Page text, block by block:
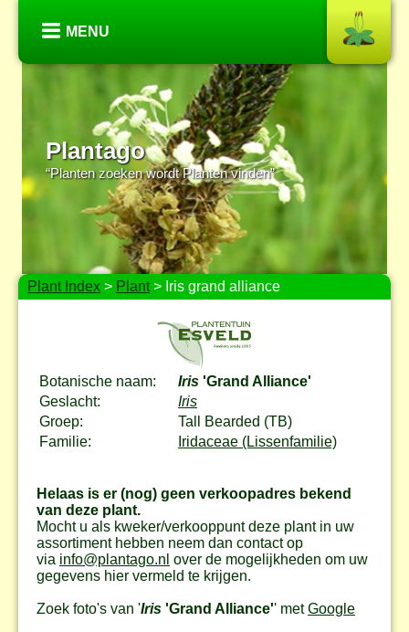
MENU
Plantago
“Planten zoeken wordt Planten vinden”
Plant Index > Plant> Iris grand alliance
Botanische naam: Iris 'Grand Alliance'
Geslacht:
Iris
Groep:
Tall Bearded (TB)
Familie:
Iridaceae (Lissenfamilie)
Helaas is er (nog) geen verkoopadres bekend
van deze plant.
Mocht u als kweker/verkooppunt deze plant in uw
assortiment hebben neem dan contact op
via info@plantago.nl over de mogelijkheden om uw
gegevens hier vermeld te krijgen.
Zoek foto's van 'Iris 'Grand Alliance'' metGoogle